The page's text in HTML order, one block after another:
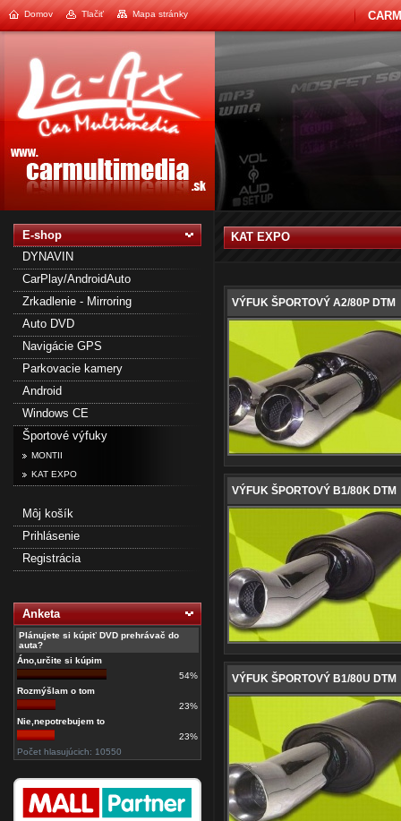
Domov Tlačiť Mapa stránky
E-shop
DYNAVIN
CarPlay/AndroidAuto
Zrkadlenie - Mirroring
Auto DVD
Navigácie GPS
Parkovacie kamery
Android
Windows CE
Športové výfuky
MONTII
KAT EXPO
Môj košík
Prihlásenie
Registrácia
Anketa
Plánujete si kúpiť DVD prehrávač do
auta?
Áno,určite si kúpim
54%
Rozmýšlam o tom
23%
Nie,nepotrebujem to
23%
Počet hlasujúcich: 10550
KAT EXPO
VÝFUK ŠPORTOVÝ A2/80P DTM
VÝFUK ŠPORTOVÝ B1/80K DTM
VÝFUK ŠPORTOVÝ B1/80U DTM